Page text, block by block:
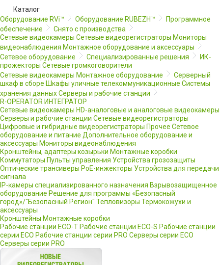
Каталог
Оборудование RVi™
Оборудование RUBEZH™
Программное
обеспечение
Снято с производства
Сетевые видеокамеры Сетевые видеорегистраторы Мониторы
видеонаблюдения Монтажное оборудование и аксессуары
Сетевое оборудование
Специализированные решения
ИК-
прожекторы Сетевые громкоговорители
Сетевые видеокамеры Монтажное оборудование
Серверный
шкаф в сборе Шкафы уличные телекоммуникационные Системы
хранения данныхСерверы и рабочие станции
R-OPERATOR ИНТЕГРАТОР
Сетевые видеокамеры HD-аналоговые и аналоговые видеокамеры
Серверы и рабочие станции Сетевые видеорегистраторы
Цифровые и гибридные видеорегистраторы Прочее Сетевое
оборудование и питание Дополнительное оборудование и
аксессуары Мониторы видеонаблюдения
Кронштейны, адаптеры козырьки Монтажные коробки
Коммутаторы Пульты управления Устройства грозозащиты
Оптические трансиверы PoE-инжекторы Устройства для передачи
сигнала
IP-камеры специализированного назначения Взрывозащищенное
оборудование Решение для программы «Безопасный
город»/"Безопасный Регион" Тепловизоры Термокожухи и
аксессуары
Кронштейны Монтажные коробки
Рабочие станции ECO-T Рабочие станции ECO-S Рабочие станции
серии ECO Рабочие станции серии PRO Серверы серии ECO
Серверы серии PRO